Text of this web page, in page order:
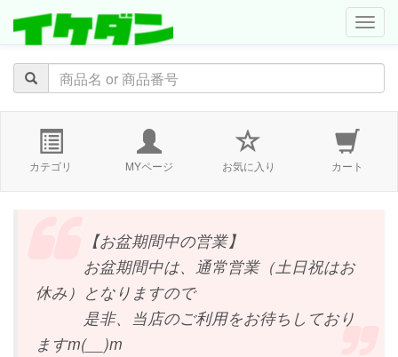
カテゴリ MYページ お気に入り カート
【お盆期間中の営業】
お盆期間中は、通常営業（土日祝はお
休み）となりますので
是非、当店のご利用をお待ちしており
ますm(__)m